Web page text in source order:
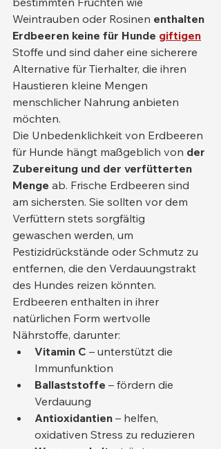
Weintrauben oder Rosinen enthalten
Erdbeeren keine für Hunde giftigen
Stoffe und sind daher eine sicherere
Alternative für Tierhalter, die ihren
Haustieren kleine Mengen
menschlicher Nahrung anbieten
möchten.
Die Unbedenklichkeit von Erdbeeren
für Hunde hängt maßgeblich von der
Zubereitung und der verfütterten
Menge ab. Frische Erdbeeren sind
am sichersten. Sie sollten vor dem
Verfüttern stets sorgfältig
gewaschen werden, um
Pestizidrückstände oder Schmutz zu
entfernen, die den Verdauungstrakt
des Hundes reizen könnten.
Erdbeeren enthalten in ihrer
natürlichen Form wertvolle
Nährstoffe, darunter:
Vitamin C – unterstützt die
Immunfunktion
Ballaststoffe – fördern die
Verdauung
Antioxidantien – helfen,
oxidativen Stress zu reduzieren